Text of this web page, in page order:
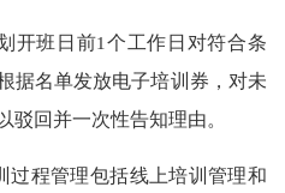
开班日前1个工作日对符合条
据名单发放电子培训券 ， 对未
驳回并一次性告知理由。
过程管理包括线上培训管理和